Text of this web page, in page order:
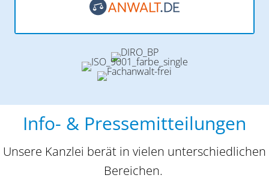
Info- & Pressemitteilungen
Unsere Kanzlei berät in vielen unterschiedlichen
Bereichen.